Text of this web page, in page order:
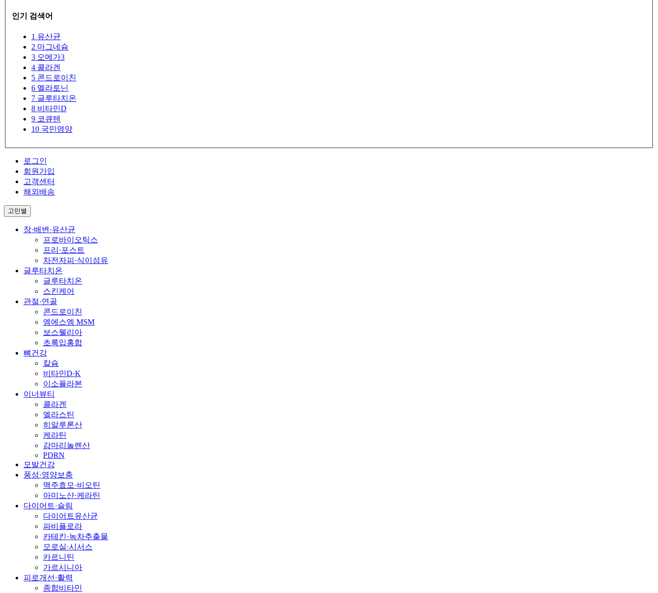
인기 검색어
1 유산균
2 마그네슘
3 오메가3
4 콜라겐
5 콘드로이친
6 멜라토닌
7 글루타치온
8 비타민D
9 코큐텐
10 국민영양
로그인
회원가입
고객센터
해외배송
고민별
장·배변·유산균
프로바이오틱스
프리·포스트
차전자피·식이섬유
글루타치온
글루타치온
스킨케어
관절·연골
콘드로이친
엠에스엠 MSM
보스웰리아
초록입홍합
뼈건강
칼슘
비타민D·K
이소플라본
이너뷰티
콜라겐
엘라스틴
히알루론산
케라틴
감마리놀렌산
PDRN
모발건강
풍성·영양보충
맥주효모·비오틴
아미노산·케라틴
다이어트·슬림
다이어트유산균
파비플로라
카테킨·녹차추출물
모로실·시서스
카르니틴
가르시니아
피로개선·활력
종합비타민